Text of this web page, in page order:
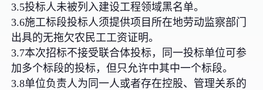
3.5投标人未被列入建设工程领域黑名单。
3.6施工标段投标人须提供项目所在地劳动监察部门
出具的无拖欠农民工工资证明。
3.7本次招标不接受联合体投标，同一投标单位可参
加多个标段的投标，但只允许中其中一个标段。
3.8单位负责人为同一人或者存在控股、管理关系的